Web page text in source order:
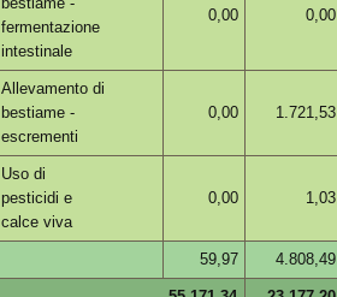
fermentazione
intestinale
0,00 0,00
Allevamento di
bestiame -
escrementi
0,00 1.721,53
Uso di
pesticidi e
calce viva
0,00 1,03
59,97 4.808,49